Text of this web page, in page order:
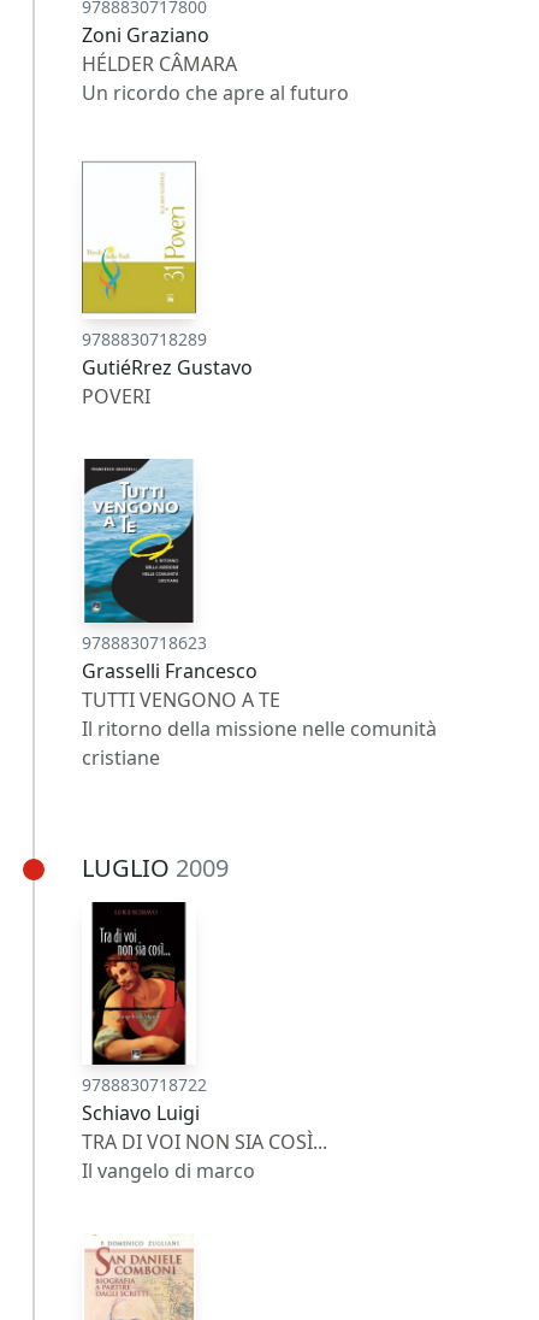
9788830717800
Zoni Graziano
HÉLDER CÂMARA
Un ricordo che apre al futuro
9788830718289
GutiéRrez Gustavo
POVERI
9788830718623
Grasselli Francesco
TUTTI VENGONO A TE
Il ritorno della missione nelle comunità
cristiane
LUGLIO 2009
9788830718722
Schiavo Luigi
TRA DI VOI NON SIA COSÌ...
Il vangelo di marco